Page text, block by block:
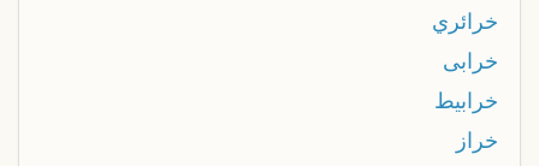
خرائري
خرابى
خرابيط
خراز